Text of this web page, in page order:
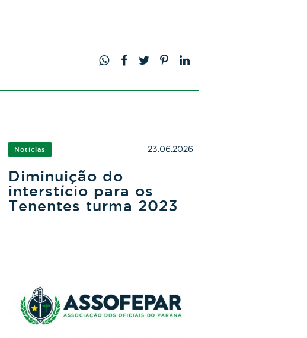
Notícias 23.06.2026
Diminuição do
interstício para os
Tenentes turma 2023